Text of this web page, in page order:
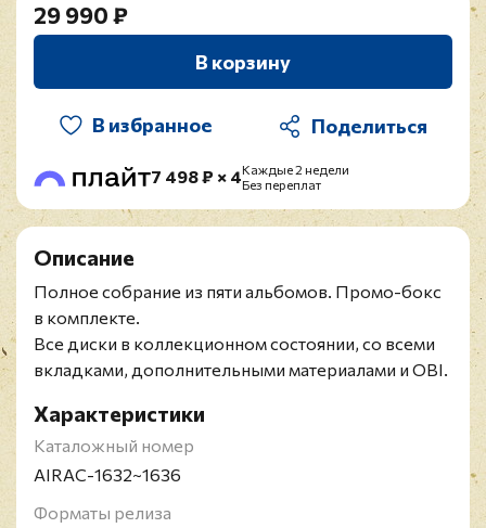
29 990 ₽
В корзину
В избранное
7 498 ₽ × 4Каждые 2 недели
Без переплат
Описание
Полное собрание из пяти альбомов. Промо-бокс
в комплекте.
Все диски в коллекционном состоянии, со всеми
вкладками, дополнительными материалами и OBI.
Характеристики
Каталожный номер
AIRAC-1632~1636
Форматы релиза